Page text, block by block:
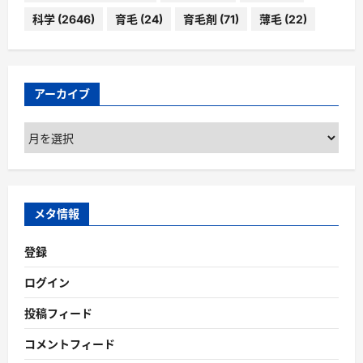
科学 (2646) 育毛 (24) 育毛剤 (71) 薄毛 (22)
アーカイブ
ア
ー
カ
ブ
メタ情報
登録
ログイン
投稿フィード
コメントフィード